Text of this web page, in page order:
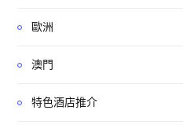
歐洲
澳門
特色酒店推介